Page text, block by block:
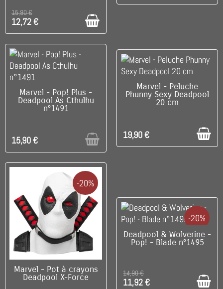
15,90 €
12,72 €
RUPTURE DE STOCK
Marvel - Pop! Plus -
Deadpool As Cthulhu
n°1491
15,90 €
C'EST LE DERNIER !
Marvel - Peluche
Phunny Sexy Deadpool
20 cm
19,90 €
-20%
C'EST LE DERNIER !
Marvel - Pot à crayons
Deadpool X-Force
-20%
DISPONIBLE
Deadpool & Wolverine -
Pop! - Blade n°1495
14,90 €
11,92 €